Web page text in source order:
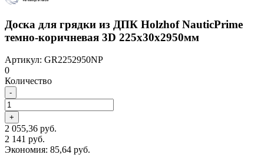
Доска для грядки из ДПК Holzhof NauticPrime
темно-коричневая 3D 225х30х2950мм
Артикул: GR2252950NP
0
Количество
-
+
2 055,36 руб.
2 141 руб.
Экономия: 85,64 руб.